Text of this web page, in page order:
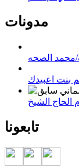
مدونات
محمد الصحه
بنت اعبيدك
الحاج الشيخ
تابعونا